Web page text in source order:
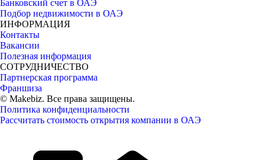
Банковский счет в ОАЭ
Подбор недвижимости в ОАЭ
ИНФОРМАЦИЯ
Контакты
Вакансии
Полезная информация
СОТРУДНИЧЕСТВО
Партнерская программа
Франшиза
© Makebiz. Все права защищены.
Политика конфиденциальности
Рассчитать стоимость открытия компании в ОАЭ